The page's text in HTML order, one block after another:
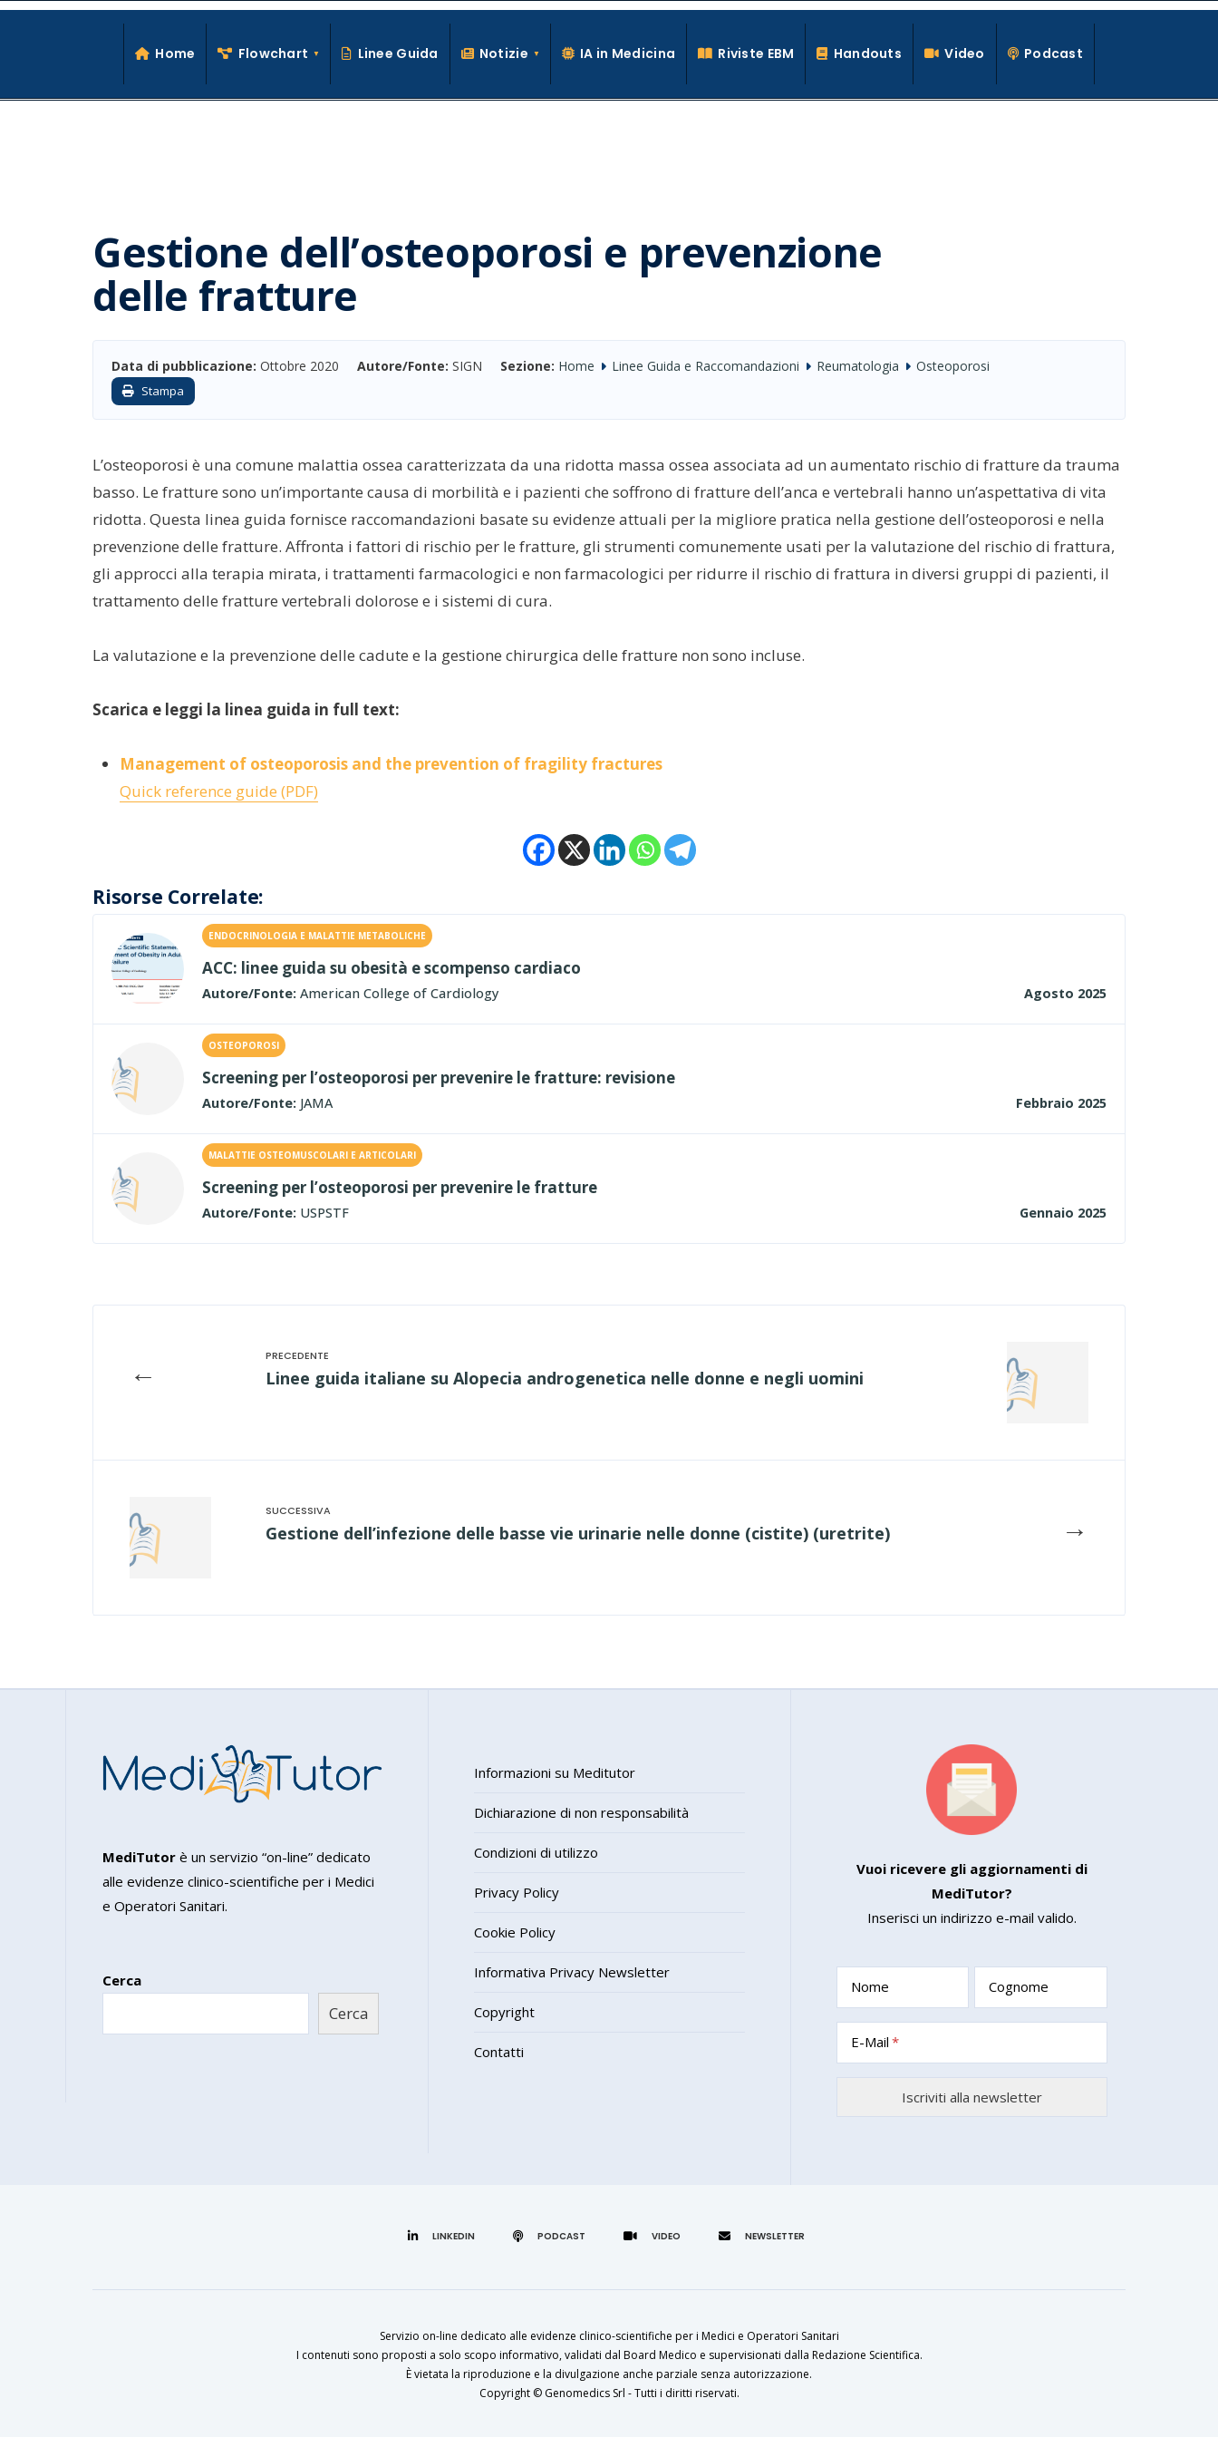
Skip
La conoscenza clinica per la pratica medica quotidiana
Home Flowchart Linee Guida Notizie IA in Medicina Riviste EBM Handouts Video Podcast
Gestione dell’osteoporosi e prevenzione
delle fratture
Data di pubblicazione: Ottobre 2020 Autore/Fonte: SIGN Sezione: Home Linee Guida e Raccomandazioni Reumatologia Osteoporosi
Stampa
L’osteoporosi è una comune malattia ossea caratterizzata da una ridotta massa ossea associata ad un aumentato rischio di fratture da trauma
basso. Le fratture sono un’importante causa di morbilità e i pazienti che soffrono di fratture dell’anca e vertebrali hanno un’aspettativa di vita
ridotta. Questa linea guida fornisce raccomandazioni basate su evidenze attuali per la migliore pratica nella gestione dell’osteoporosi e nella
prevenzione delle fratture. Affronta i fattori di rischio per le fratture, gli strumenti comunemente usati per la valutazione del rischio di frattura,
gli approcci alla terapia mirata, i trattamenti farmacologici e non farmacologici per ridurre il rischio di frattura in diversi gruppi di pazienti, il
trattamento delle fratture vertebrali dolorose e i sistemi di cura.
La valutazione e la prevenzione delle cadute e la gestione chirurgica delle fratture non sono incluse.
Scarica e leggi la linea guida in full text:
Management of osteoporosis and the prevention of fragility fractures
Quick reference guide (PDF)
Risorse Correlate:
ENDOCRINOLOGIA E MALATTIE METABOLICHE
ACC: linee guida su obesità e scompenso cardiaco
Autore/Fonte: American College of Cardiology Agosto 2025
OSTEOPOROSI
Screening per l’osteoporosi per prevenire le fratture: revisione
Autore/Fonte: JAMA Febbraio 2025
MALATTIE OSTEOMUSCOLARI E ARTICOLARI
Screening per l’osteoporosi per prevenire le fratture
Autore/Fonte: USPSTF Gennaio 2025
← Linee guida italiane su Alopecia androgenetica nelle donne e negli uomini
→
Gestione dell’infezione delle basse vie urinarie nelle donne (cistite) (uretrite)
MediTutor è un servizio “on-line” dedicato
alle evidenze clinico-scientifiche per i Medici
e Operatori Sanitari.
Cerca
Cerca
Informazioni su Meditutor
Dichiarazione di non responsabilità
Condizioni di utilizzo
Privacy Policy
Cookie Policy
Informativa Privacy Newsletter
Copyright
Contatti
Vuoi ricevere gli aggiornamenti di
MediTutor?
Inserisci un indirizzo e-mail valido.
Nome Cognome
E-Mail
LINKEDIN
Servizio on-line dedicato alle evidenze clinico-scientifiche per i Medici e Operatori Sanitari
I contenuti sono proposti a solo scopo informativo, validati dal Board Medico e supervisionati dalla Redazione Scientifica.
È vietata la riproduzione e la divulgazione anche parziale senza autorizzazione.
Copyright © Genomedics Srl - Tutti i diritti riservati.